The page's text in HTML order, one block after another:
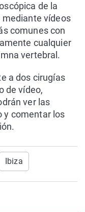
de la
mediante vídeos
comunes con
cualquier
vertebral.
a dos cirugías
de vídeo,
ver las
y comentar los
Ibiza